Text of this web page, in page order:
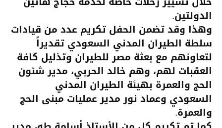
الدولتين.
وهذا وقد تضمن الحفل تكريم عدد من قيادات
سلطة الطيران المدني السعودي تقديراً
لتعاونهم مع بعثة مصر للطيران وتذليل كافة
العقبات لهم، وهم خالد الحربي، مدير شئون
الحج والعمرة بهيئة الطيران المدني
السعودي وعماد نور مدير عمليات مبنى الحج
والعمرة.